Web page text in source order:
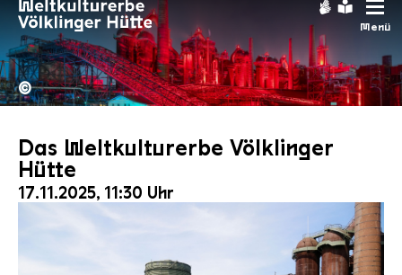
Menü
Hochofengruppe in Rot
Copyright:
©
Das Weltkulturerbe Völklinger
Hütte
17.11.2025, 11:30 Uhr